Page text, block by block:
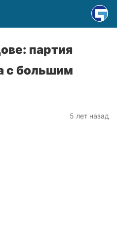
партия
с большим
5 лет назад